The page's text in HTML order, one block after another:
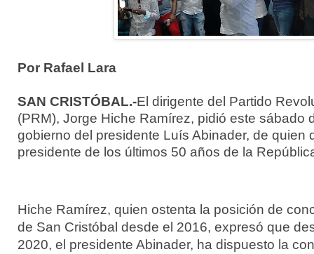
Por Rafael Lara
SAN CRISTÓBAL.-El dirigente del Partido
(PRM), Jorge Hiche Ramírez, pidió este sábado
gobierno del presidente Luís Abinader, de quien
presidente de los últimos 50 años de la
Hiche Ramírez, quien ostenta la posición de
de San Cristóbal desde el 2016, expresó que
2020, el presidente Abinader, ha dispuesto la